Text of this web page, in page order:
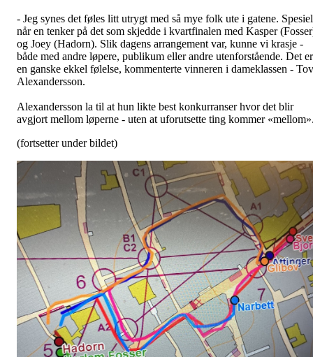
- Jeg synes det føles litt utrygt med så mye folk ute i gatene.
når en tenker på det som skjedde i kvartfinalen med Kasper
og Joey (Hadorn). Slik dagens arrangement var, kunne vi krasje -
både med andre løpere, publikum eller andre utenforstående. Det er
en ganske ekkel følelse, kommenterte vinneren i dameklassen -
Alexandersson.
Alexandersson la til at hun likte best konkurranser hvor det blir
avgjort mellom løperne - uten at uforutsette ting kommer
(fortsetter under bildet)